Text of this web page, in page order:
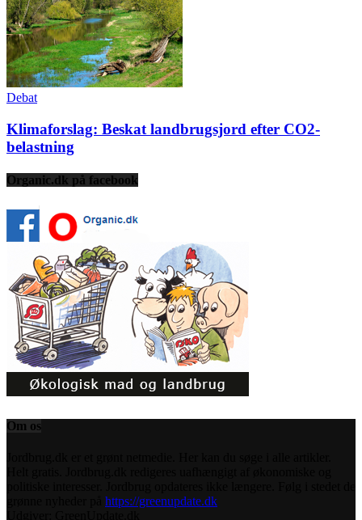
Debat
Klimaforslag: Beskat landbrugsjord efter CO2-
belastning
Organic.dk på facebook
Om os
https://greenupdate.dk